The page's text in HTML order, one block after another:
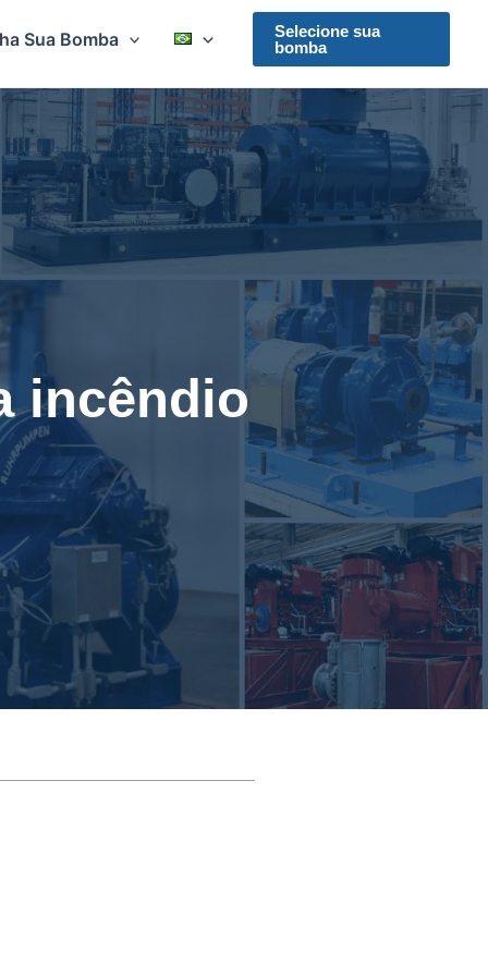
Sua Bomba
Selecione sua
bomba
incêndio